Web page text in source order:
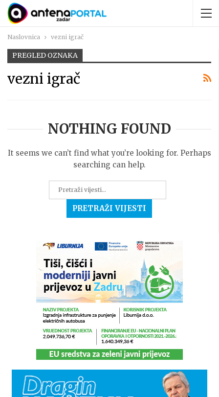
Naslovnica vezni igrač
PREGLED OZNAKA
vezni igrač
NOTHING FOUND
It seems we can’t find what you’re looking for. Perhaps
searching can help.